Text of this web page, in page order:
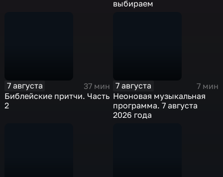
выбираем
7 августа
37 мин
Библейские притчи. Часть
2
7 августа
7 мин
Неоновая музыкальная
программа. 7 августа
2026 года